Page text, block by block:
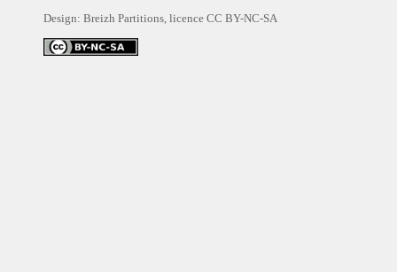
Design: Breizh Partitions, licence CC BY-NC-SA